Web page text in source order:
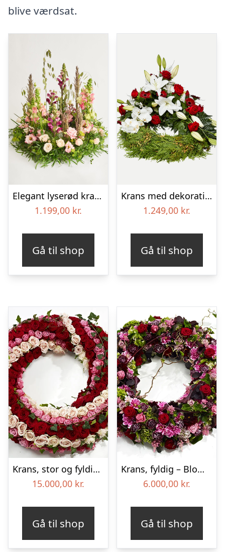
blive værdsat.
Elegant lyserød krans
1.199,00 kr.
Gå til shop
Krans med dekoration i klassisk stil – rød og hvid
1.249,00 kr.
Gå til shop
Krans, stor og fyldig – Blomster til begravelse
15.000,00 kr.
Gå til shop
Krans, fyldig – Blomster til begravelse
6.000,00 kr.
Gå til shop